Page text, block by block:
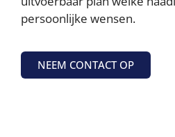
persoonlijke wensen.
NEEM CONTACT OP